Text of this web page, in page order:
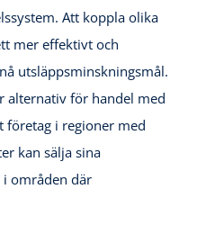
Att koppla olika
mer effektivt och
utsläppsminskningsmål.
alternativ för handel med
företag i regioner med
kan sälja sina
områden där